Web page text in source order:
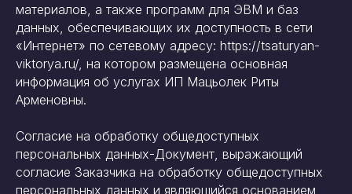
материалов, а также программ для ЭВМ и баз
данных, обеспечивающих их доступность в сети
«Интернет» по сетевому адресу: https://tsaturyan-
viktorya.ru/, на котором размещена основная
информация об услугах ИП Мацьолек Риты
Арменовны.
Согласие на обработку общедоступных
персональных данных-Документ, выражающий
согласие Заказчика на обработку общедоступных
персональных данных и являющийся основанием